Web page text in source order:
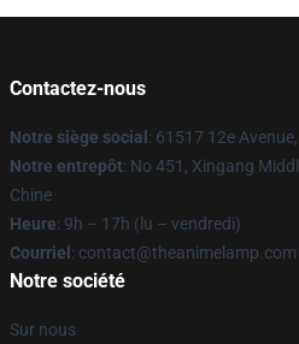
Contactez-nous
Notre siège social : 61517 12e
Notre entrepôt: No 451, Xingang
Chine
Heure: 9h – 17h (lu – vendredi)
Courriel : contact@theanimelamp.com
Notre société
Sur nous